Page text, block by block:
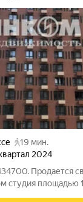
19 мин.
2024
Продается
студия площадью